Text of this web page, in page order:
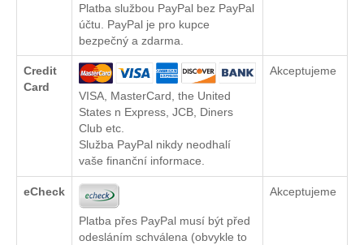
Platba službou PayPal bez PayPal
účtu. PayPal je pro kupce
bezpečný a zdarma.
Credit
Card
VISA, MasterCard, the United
States n Express, JCB, Diners
Club etc.
Služba PayPal nikdy neodhalí
vaše finanční informace.
Akceptujeme
eCheck
Platba přes PayPal musí být před
odesláním schválena (obvykle to
Akceptujeme